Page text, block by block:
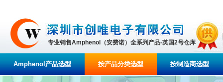
专业销售Amphenol（安费诺）全系列产品-英国2号仓库
Amphenol产品选型 按产品分类选型 按制造商选型